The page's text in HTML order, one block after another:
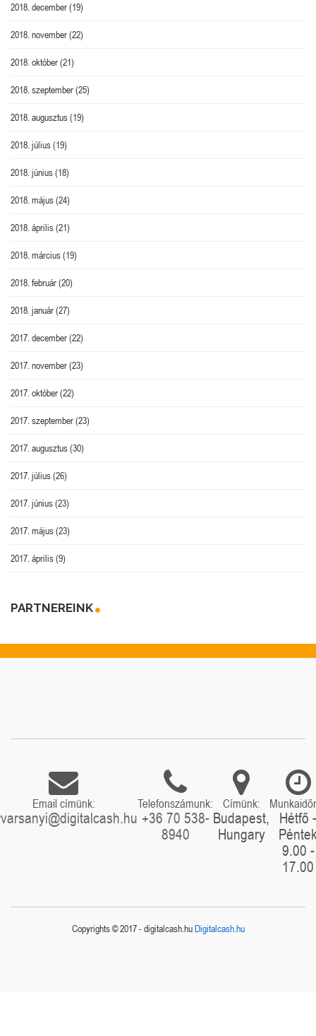
2018. december(19)
2018. november(22)
2018. október(21)
2018. szeptember(25)
2018. augusztus(19)
2018. július(19)
2018. június(18)
2018. május(24)
2018. április(21)
2018. március(19)
2018. február(20)
2018. január(27)
2017. december(22)
2017. november(23)
2017. október(22)
2017. szeptember(23)
2017. augusztus(30)
2017. július(26)
2017. június(23)
2017. május(23)
2017. április(9)
PARTNEREINK
Email címünk: Telefonszámunk:
+36 70 538-
8940
Címünk:
Budapest,
Hungary
Hétfő -
9.00 -
17.00
Copyrights © 2017 - digitalcash.huDigitalcash.hu